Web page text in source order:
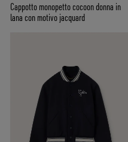
Cappotto monopetto cocoon donna in
lana con motivo jacquard